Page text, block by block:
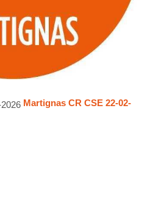
Martignas CR CSE 22-02-